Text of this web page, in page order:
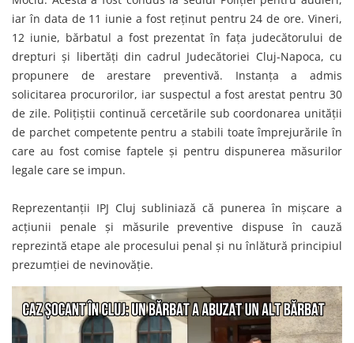
iar în data de 11 iunie a fost reținut pentru 24 de ore. Vineri,
12 iunie, bărbatul a fost prezentat în fața judecătorului de
drepturi și libertăți din cadrul Judecătoriei Cluj-Napoca, cu
propunere de arestare preventivă. Instanța a admis
solicitarea procurorilor, iar suspectul a fost arestat pentru 30
de zile. Polițiștii continuă cercetările sub coordonarea unității
de parchet competente pentru a stabili toate împrejurările în
care au fost comise faptele și pentru dispunerea măsurilor
legale care se impun.
Reprezentanții IPJ Cluj subliniază că punerea în mișcare a
acțiunii penale și măsurile preventive dispuse în cauză
reprezintă etape ale procesului penal și nu înlătură principiul
prezumției de nevinovăție.